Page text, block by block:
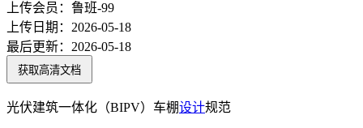
上传会员： 鲁班-99
上传日期： 2026-05-18
最后更新： 2026-05-18
获取高清文档
光伏建筑一体化（BIPV）车棚设计规范